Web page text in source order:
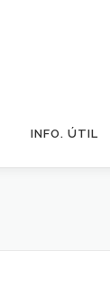
INFO. ÚTIL